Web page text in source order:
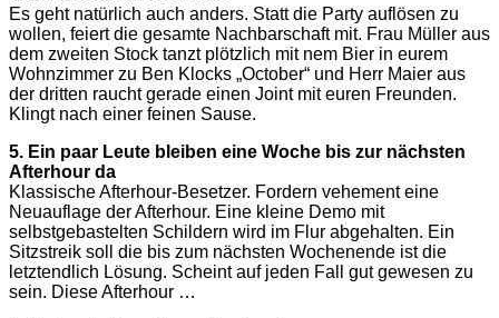
Es geht natürlich auch anders. Statt die Party auflösen zu
wollen, feiert die gesamte Nachbarschaft mit. Frau Müller aus
dem zweiten Stock tanzt plötzlich mit nem Bier in eurem
Wohnzimmer zu Ben Klocks „October“ und Herr Maier aus
der dritten raucht gerade einen Joint mit euren Freunden.
Klingt nach einer feinen Sause.
5. Ein paar Leute bleiben eine Woche bis zur nächsten
Afterhour da
Klassische Afterhour-Besetzer. Fordern vehement eine
Neuauflage der Afterhour. Eine kleine Demo mit
selbstgebastelten Schildern wird im Flur abgehalten. Ein
Sitzstreik soll die bis zum nächsten Wochenende ist die
letztendlich Lösung. Scheint auf jeden Fall gut gewesen zu
sein. Diese Afterhour …